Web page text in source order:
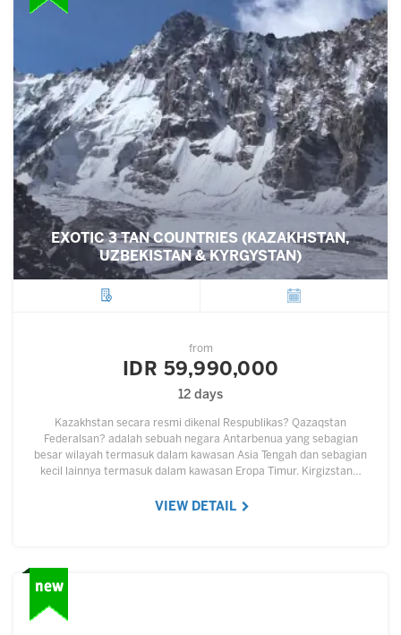
EXOTIC 3 TAN COUNTRIES (KAZAKHSTAN,
UZBEKISTAN & KYRGYSTAN)
from
IDR 59,990,000
12 days
Kazakhstan secara resmi dikenal Respublikas? Qazaqstan
Federalsan? adalah sebuah negara Antarbenua yang sebagian
besar wilayah termasuk dalam kawasan Asia Tengah dan sebagian
kecil lainnya termasuk dalam kawasan Eropa Timur. Kirgizstan…
VIEW DETAIL